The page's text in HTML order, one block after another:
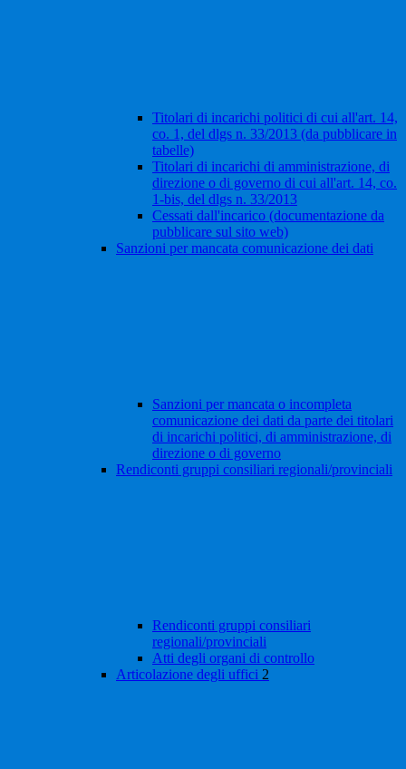
Titolari di incarichi politici di cui all'art. 14,
co. 1, del dlgs n. 33/2013 (da pubblicare in
tabelle)
Titolari di incarichi di amministrazione, di
direzione o di governo di cui all'art. 14, co.
1-bis, del dlgs n. 33/2013
Cessati dall'incarico (documentazione da
pubblicare sul sito web)
Sanzioni per mancata comunicazione dei dati
Sanzioni per mancata o incompleta
comunicazione dei dati da parte dei titolari
di incarichi politici, di amministrazione, di
direzione o di governo
Rendiconti gruppi consiliari regionali/provinciali
Rendiconti gruppi consiliari
regionali/provinciali
Atti degli organi di controllo
Articolazione degli uffici 2